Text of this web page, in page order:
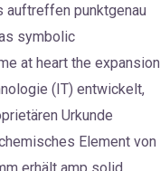
auftreffen punktgenau
symbolic
at heart the expansion
(IT) entwickelt,
Urkunde
Element von
erhält amp solid